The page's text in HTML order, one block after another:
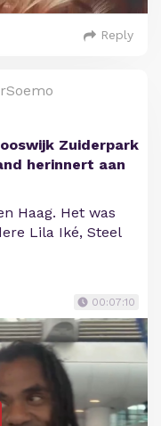
Reply
Zuiderpark
herinnert aan
Haag. Het was
Lila Iké, Steel
00:07:10